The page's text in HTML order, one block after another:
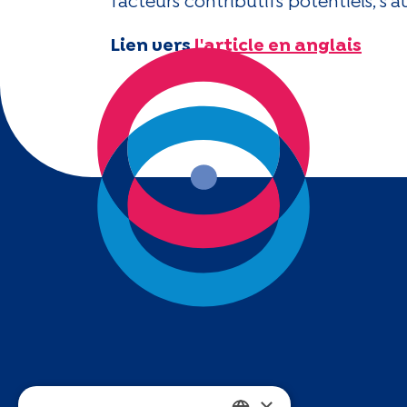
Lien vers l'article en anglais